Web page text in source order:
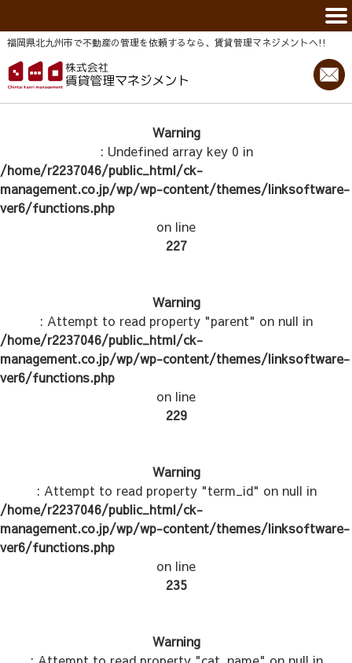
福岡県北九州市で不動産の管理を依頼するなら、賃貸管理マネジメントヘ!!
Warning
: Undefined array key 0 in
/home/r2237046/public_html/ck-
management.co.jp/wp/wp-content/themes/linksoftware-
ver6/functions.php
on line
227
Warning
: Attempt to read property "parent" on null in
/home/r2237046/public_html/ck-
management.co.jp/wp/wp-content/themes/linksoftware-
ver6/functions.php
on line
229
Warning
: Attempt to read property "term_id" on null in
/home/r2237046/public_html/ck-
management.co.jp/wp/wp-content/themes/linksoftware-
ver6/functions.php
on line
235
Warning